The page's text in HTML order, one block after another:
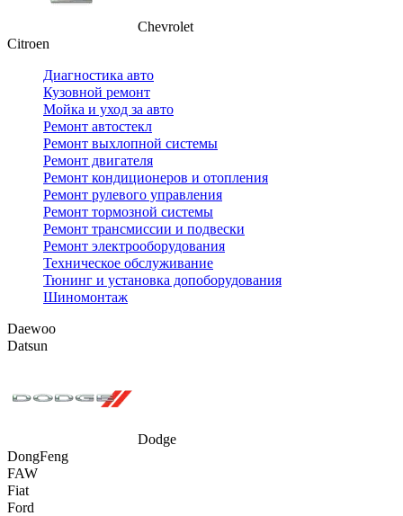
Chevrolet
Citroen
Диагностика авто
Кузовной ремонт
Мойка и уход за авто
Ремонт автостекл
Ремонт выхлопной системы
Ремонт двигателя
Ремонт кондиционеров и отопления
Ремонт рулевого управления
Ремонт тормозной системы
Ремонт трансмиссии и подвески
Ремонт электрооборудования
Техническое обслуживание
Тюнинг и установка допоборудования
Шиномонтаж
Daewoo
Datsun
Dodge
DongFeng
FAW
Fiat
Ford